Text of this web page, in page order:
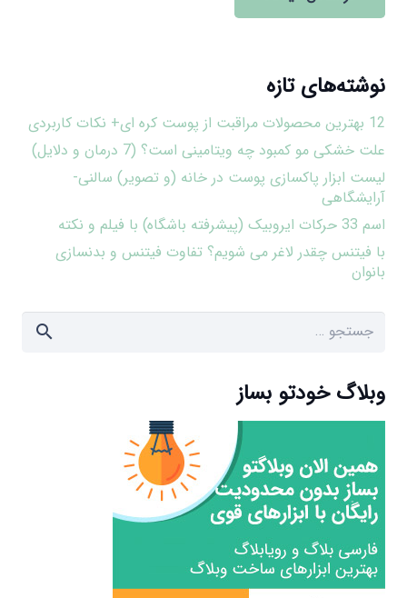
نوشته‌های تازه
12 بهترین محصولات مراقبت از پوست کره ای+ نکات کاربردی
علت خشکی مو کمبود چه ویتامینی است؟ (7 درمان و دلایل)
لیست ابزار پاکسازی پوست در خانه (و تصویر) سالنی-
آرایشگاهی
اسم 33 حرکات ایروبیک (پیشرفته باشگاه) با فیلم و نکته
با فیتنس چقدر لاغر می شویم؟ تفاوت فیتنس و بدنسازی
بانوان
جستجو
وبلاگ خودتو بساز